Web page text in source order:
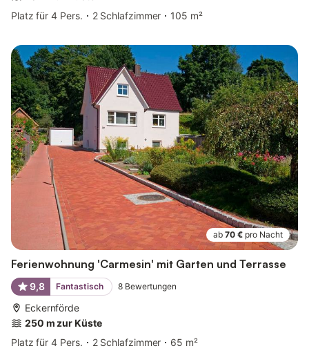
Platz für 4 Pers.
2 Schlafzimmer 105 m²
ab 70 € pro Nacht
Ferienwohnung 'Carmesin' mit Garten und Terrasse
9,8 Fantastisch 8 Bewertungen
Eckernförde
250 m zur Küste
Platz für 4 Pers.
2 Schlafzimmer 65 m²